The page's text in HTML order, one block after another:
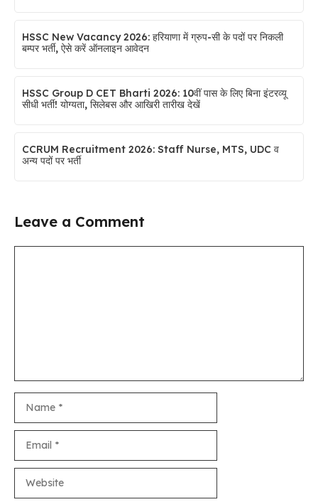
HSSC New Vacancy 2026: हरियाणा में ग्रुप-सी के पदों पर निकली
बम्पर भर्ती, ऐसे करें ऑनलाइन आवेदन
HSSC Group D CET Bharti 2026: 10वीं पास के लिए बिना इंटरव्यू
सीधी भर्ती! योग्यता, सिलेबस और आखिरी तारीख देखें
CCRUM Recruitment 2026: Staff Nurse, MTS, UDC व
अन्य पदों पर भर्ती
Leave a Comment